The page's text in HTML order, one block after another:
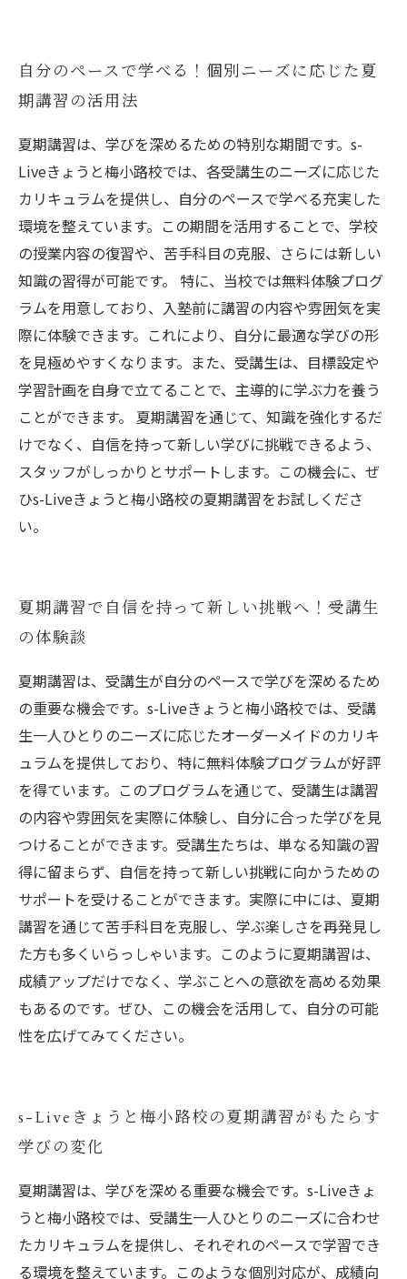
自分のペースで学べる！個別ニーズに応じた夏
期講習の活用法
夏期講習は、学びを深めるための特別な期間です。s-
Liveきょうと梅小路校では、各受講生のニーズに応じた
カリキュラムを提供し、自分のペースで学べる充実した
環境を整えています。この期間を活用することで、学校
の授業内容の復習や、苦手科目の克服、さらには新しい
知識の習得が可能です。 特に、当校では無料体験プログ
ラムを用意しており、入塾前に講習の内容や雰囲気を実
際に体験できます。これにより、自分に最適な学びの形
を見極めやすくなります。また、受講生は、目標設定や
学習計画を自身で立てることで、主導的に学ぶ力を養う
ことができます。 夏期講習を通じて、知識を強化するだ
けでなく、自信を持って新しい学びに挑戦できるよう、
スタッフがしっかりとサポートします。この機会に、ぜ
ひs-Liveきょうと梅小路校の夏期講習をお試しくださ
い。
夏期講習で自信を持って新しい挑戦へ！受講生
の体験談
夏期講習は、受講生が自分のペースで学びを深めるため
の重要な機会です。s-Liveきょうと梅小路校では、受講
生一人ひとりのニーズに応じたオーダーメイドのカリキ
ュラムを提供しており、特に無料体験プログラムが好評
を得ています。このプログラムを通じて、受講生は講習
の内容や雰囲気を実際に体験し、自分に合った学びを見
つけることができます。受講生たちは、単なる知識の習
得に留まらず、自信を持って新しい挑戦に向かうための
サポートを受けることができます。実際に中には、夏期
講習を通じて苦手科目を克服し、学ぶ楽しさを再発見し
た方も多くいらっしゃいます。このように夏期講習は、
成績アップだけでなく、学ぶことへの意欲を高める効果
もあるのです。ぜひ、この機会を活用して、自分の可能
性を広げてみてください。
s-Liveきょうと梅小路校の夏期講習がもたらす
学びの変化
夏期講習は、学びを深める重要な機会です。s-Liveきょ
うと梅小路校では、受講生一人ひとりのニーズに合わせ
たカリキュラムを提供し、それぞれのペースで学習でき
る環境を整えています。このような個別対応が、成績向